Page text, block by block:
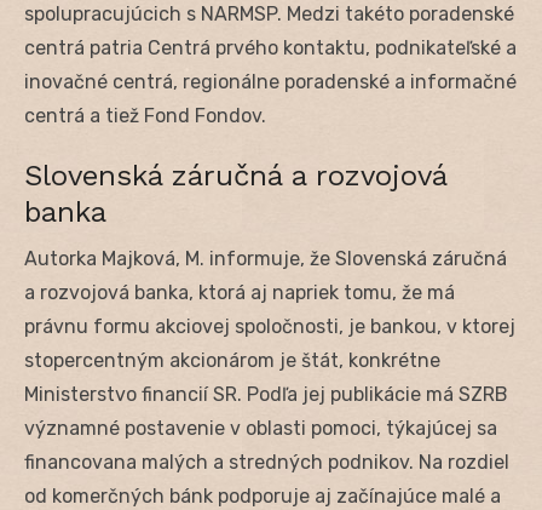
spolupracujúcich s NARMSP. Medzi takéto poradenské
centrá patria Centrá prvého kontaktu, podnikateľské a
inovačné centrá, regionálne poradenské a informačné
centrá a tiež Fond Fondov.
Slovenská záručná a rozvojová
banka
Autorka Majková, M. informuje, že Slovenská záručná
a rozvojová banka, ktorá aj napriek tomu, že má
právnu formu akciovej spoločnosti, je bankou, v ktorej
stopercentným akcionárom je štát, konkrétne
Ministerstvo financií SR. Podľa jej publikácie má SZRB
významné postavenie v oblasti pomoci, týkajúcej sa
financovana malých a stredných podnikov. Na rozdiel
od komerčných bánk podporuje aj začínajúce malé a